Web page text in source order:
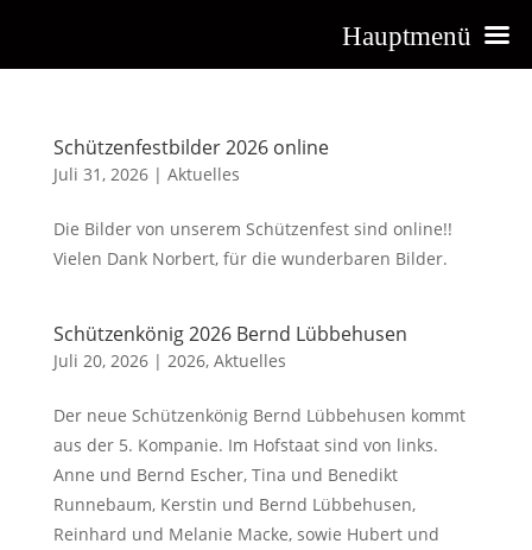
Schützenfestbilder 2026 online
Juli 31, 2026| Aktuelles
Die Bilder von unserem Schützenfest sind online!!
Vielen Dank Norbert, für die wunderbaren Bilder.
Schützenkönig 2026 Bernd Lübbehusen
Juli 20, 2026| 2026, Aktuelles
Der neue Schützenkönig Bernd Lübbehusen kommt
aus der 5. Kompanie. Im Hofstaat sind von links.
Anne und Bernd Escher, Tina und Benedikt
Runnebaum, Kerstin und Bernd Lübbehusen,
Reinhard und Melanie Macke, sowie Hubert und
Hauptmenü